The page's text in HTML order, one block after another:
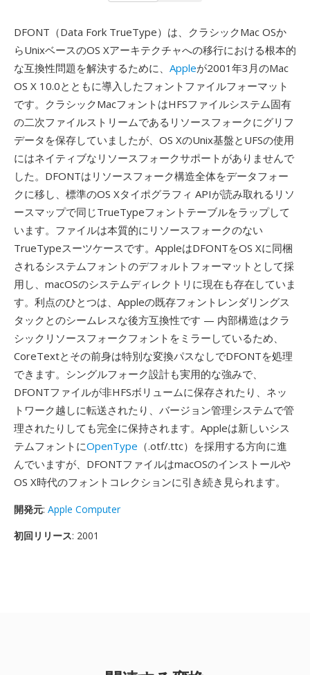
DFONT（Data Fork TrueType）は、クラシックMac OSか
らUnixベースのOS Xアーキテクチャへの移行における根本的
な互換性問題を解決するために、 Appleが2001年3月のMac
OS X 10.0とともに導入したフォントファイルフォーマット
です。クラシックMacフォントはHFSファイルシステム固有
の二次ファイルストリームであるリソースフォークにグリフ
データを保存していましたが、OS XのUnix基盤とUFSの使用
にはネイティブなリソースフォークサポートがありませんで
した。DFONTはリソースフォーク構造全体をデータフォー
クに移し、標準のOS Xタイポグラフィ APIが読み取れるリソ
ースマップで同じTrueTypeフォントテーブルをラップして
います。ファイルは本質的にリソースフォークのない
TrueTypeスーツケースです。AppleはDFONTをOS Xに同梱
されるシステムフォントのデフォルトフォーマットとして採
用し、macOSのシステムディレクトリに現在も存在していま
す。利点のひとつは、Appleの既存フォントレンダリングス
タックとのシームレスな後方互換性です — 内部構造はクラ
シックリソースフォークフォントをミラーしているため、
CoreTextとその前身は特別な変換パスなしでDFONTを処理
できます。シングルフォーク設計も実用的な強みで、
DFONTファイルが非HFSボリュームに保存されたり、ネッ
トワーク越しに転送されたり、バージョン管理システムで管
理されたりしても完全に保持されます。Appleは新しいシス
テムフォントにOpenType （.otf/.ttc）を採用する方向に進
んでいますが、DFONTファイルはmacOSのインストールや
OS X時代のフォントコレクションに引き続き見られます。
開発元: Apple Computer
初回リリース: 2001